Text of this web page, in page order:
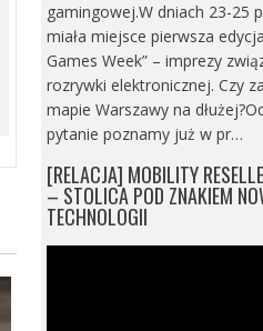
gamingowej.W dniach 23-25
miała miejsce pierwsza
Games Week” – imprezy
rozrywki elektronicznej. Czy
mapie Warszawy na
pytanie poznamy już w pr…
[RELACJA] MOBILITY
– STOLICA POD ZNAKIEM
TECHNOLOGII